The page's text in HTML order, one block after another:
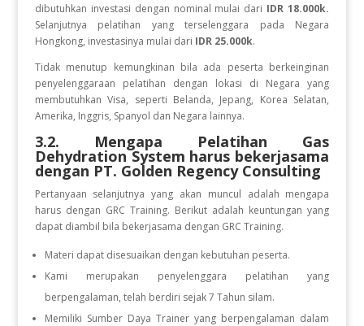
dibutuhkan investasi dengan nominal mulai dari IDR 18.000k.
Selanjutnya pelatihan yang terselenggara pada Negara
Hongkong, investasinya mulai dari IDR 25.000k.
Tidak menutup kemungkinan bila ada peserta berkeinginan
penyelenggaraan pelatihan dengan lokasi di Negara yang
membutuhkan Visa, seperti Belanda, Jepang, Korea Selatan,
Amerika, Inggris, Spanyol dan Negara lainnya.
3.2. Mengapa Pelatihan Gas
Dehydration System harus bekerjasama
dengan PT. Golden Regency Consulting
Pertanyaan selanjutnya yang akan muncul adalah mengapa
harus dengan GRC Training. Berikut adalah keuntungan yang
dapat diambil bila bekerjasama dengan GRC Training.
Materi dapat disesuaikan dengan kebutuhan peserta.
Kami merupakan penyelenggara pelatihan yang
berpengalaman, telah berdiri sejak 7 Tahun silam.
Memiliki Sumber Daya Trainer yang berpengalaman dalam